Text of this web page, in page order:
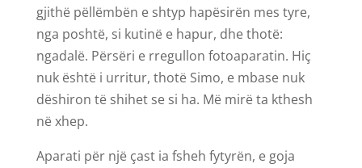
gjithë pëllëmbën e shtyp hapësirën mes tyre,
nga poshtë, si kutinë e hapur, dhe thotë:
ngadalë. Përsëri e rregullon fotoaparatin. Hiç
nuk është i urritur, thotë Simo, e mbase nuk
dëshiron të shihet se si ha. Më mirë ta kthesh
në xhep.
Aparati për një çast ia fsheh fytyrën, e goja